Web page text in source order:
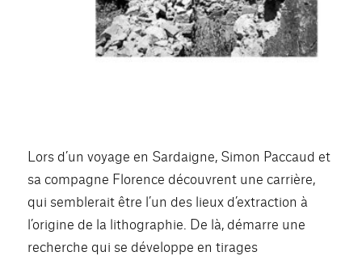
Lors d’un voyage en Sardaigne, Simon Paccaud et
sa compagne Florence découvrent une carrière,
qui semblerait être l’un des lieux d’extraction à
l’origine de la lithographie. De là, démarre une
recherche qui se développe en tirages